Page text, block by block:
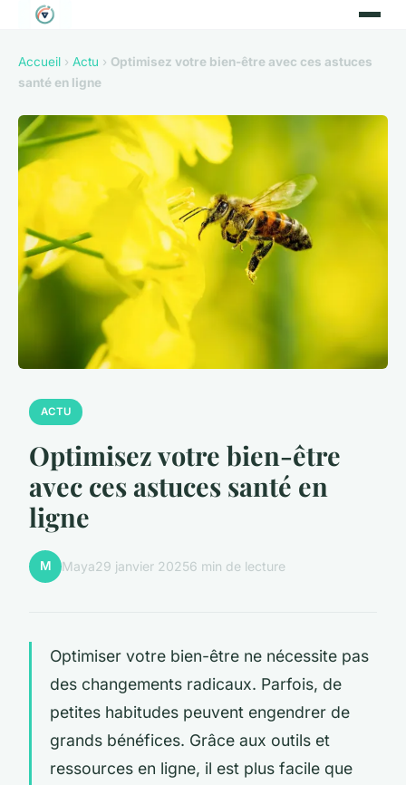
Accueil › Actu › Optimisez votre bien-être avec ces astuces
santé en ligne
ACTU
Optimisez votre bien-être
avec ces astuces santé en
ligne
M Maya29 janvier 20256 min de lecture
Optimiser votre bien-être ne nécessite pas
des changements radicaux. Parfois, de
petites habitudes peuvent engendrer de
grands bénéfices. Grâce aux outils et
ressources en ligne, il est plus facile que